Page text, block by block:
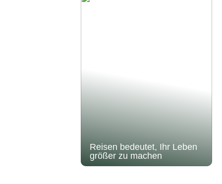
Reisen bedeutet, Ihr Leben
größer zu machen